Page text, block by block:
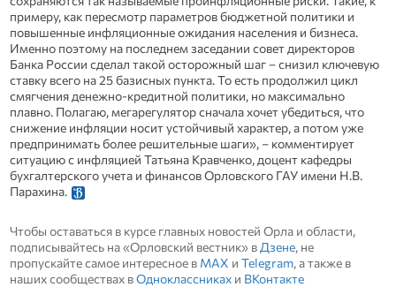
примеру, как пересмотр параметров бюджетной политики и
повышенные инфляционные ожидания населения и бизнеса.
Именно поэтому на последнем заседании совет директоров
Банка России сделал такой осторожный шаг – снизил ключевую
ставку всего на 25 базисных пункта. То есть продолжил цикл
смягчения денежно-кредитной политики, но максимально
плавно. Полагаю, мегарегулятор сначала хочет убедиться, что
снижение инфляции носит устойчивый характер, а потом уже
предпринимать более решительные шаги», – комментирует
ситуацию с инфляцией Татьяна Кравченко, доцент кафедры
бухгалтерского учета и финансов Орловского ГАУ имени Н.В.
Парахина.
Чтобы оставаться в курсе главных новостей Орла и области,
подписывайтесь на «Орловский вестник» в Дзене, не
пропускайте самое интересное в MAX и Telegram, а также в
наших сообществах вОдноклассникахи ВКонтакте